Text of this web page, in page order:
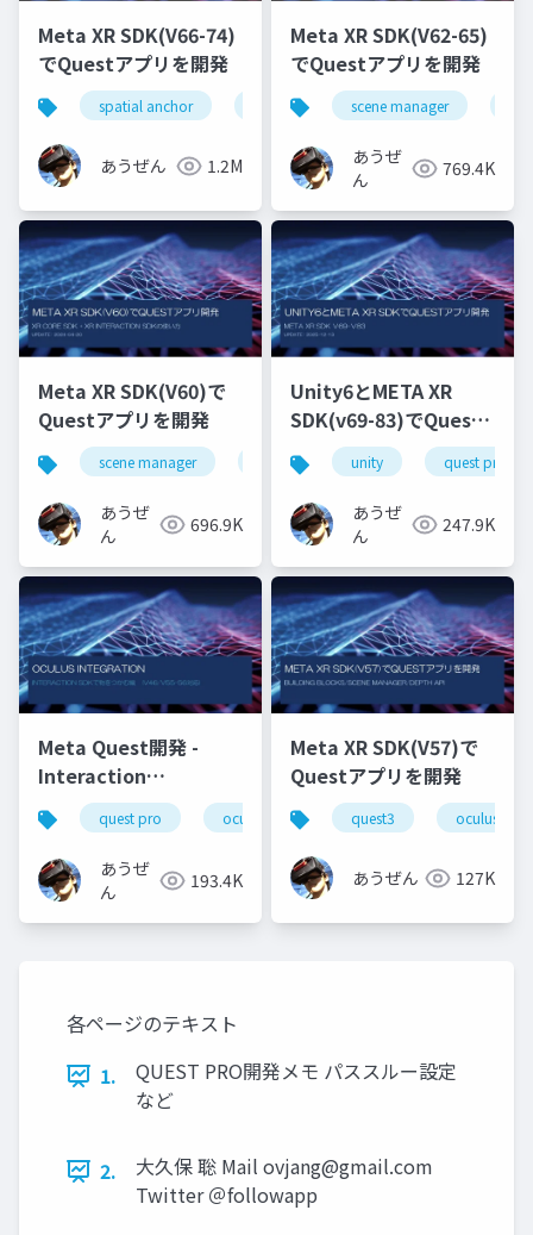
Meta XR SDK(V66-74)
でQuestアプリを開発
spatial anchor quest pro
あうぜん 1.2M
Meta XR SDK(V62-65)
でQuestアプリを開発
scene manager
あうぜ
ん
769.4K
Meta XR SDK(V60)で
Questアプリを開発
scene manager depth api オクルージョン
あうぜ
ん
696.9K
Unity6とMETA XR
SDK(v69-83)でQuest
アプリ開発
unity quest pro
あうぜ
ん
247.9K
Meta Quest開発 -
Interaction
SDK(46/55)の使い方-
quest pro oculus integration unity
あうぜ
ん
193.4K
Meta XR SDK(V57)で
Questアプリを開発
quest3 oculus
あうぜん 127K
各ページのテキスト
1.
QUEST PRO開発メモ パススルー設定
など
2. 大久保 聡 Mail ovjang@gmail.com
Twitter ＠followapp